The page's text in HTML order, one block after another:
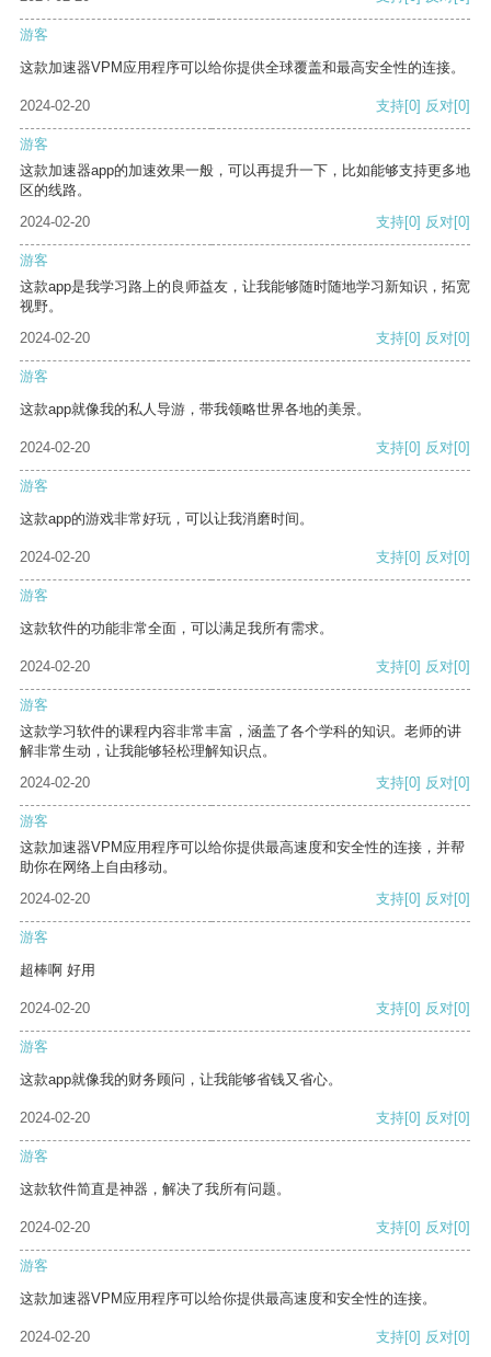
游客
这款加速器VPM应用程序可以给你提供全球覆盖和最高安全性的连接。
2024-02-20 支持[0] 反对[0]
游客
这款加速器app的加速效果一般，可以再提升一下，比如能够支持更多地
区的线路。
2024-02-20
支持[0] 反对[0]
游客
这款app是我学习路上的良师益友，让我能够随时随地学习新知识，拓宽
视野。
2024-02-20
支持[0] 反对[0]
游客
这款app就像我的私人导游，带我领略世界各地的美景。
2024-02-20 支持[0] 反对[0]
游客
这款app的游戏非常好玩，可以让我消磨时间。
2024-02-20 支持[0] 反对[0]
游客
这款软件的功能非常全面，可以满足我所有需求。
2024-02-20 支持[0] 反对[0]
游客
这款学习软件的课程内容非常丰富，涵盖了各个学科的知识。老师的讲
解非常生动，让我能够轻松理解知识点。
2024-02-20
支持[0] 反对[0]
游客
这款加速器VPM应用程序可以给你提供最高速度和安全性的连接，并帮
助你在网络上自由移动。
2024-02-20
支持[0] 反对[0]
游客
超棒啊 好用
2024-02-20 支持[0] 反对[0]
游客
这款app就像我的财务顾问，让我能够省钱又省心。
2024-02-20 支持[0] 反对[0]
游客
这款软件简直是神器，解决了我所有问题。
2024-02-20 支持[0] 反对[0]
游客
这款加速器VPM应用程序可以给你提供最高速度和安全性的连接。
2024-02-20 支持[0] 反对[0]